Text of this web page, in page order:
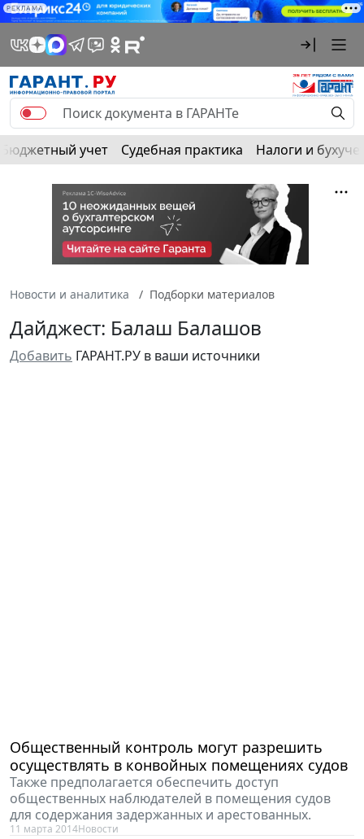
РЕКЛАМА
Бюджетный учет Судебная практика Налоги и
Новости и аналитика Подборки материалов
Дайджест: Балаш Балашов
Добавить ГАРАНТ.РУ в ваши источники
Общественный контроль могут разрешить
осуществлять в конвойных помещениях судов
Также предполагается обеспечить доступ
общественных наблюдателей в помещения судов
для содержания задержанных и арестованных.
11 марта 2014Новости